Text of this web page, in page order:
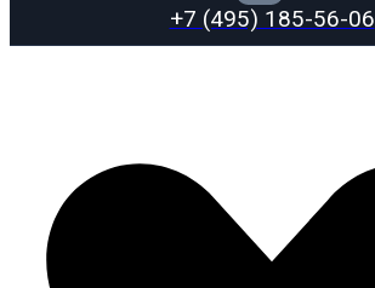
+7 (495) 185-56-06